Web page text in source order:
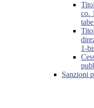
co.
1-
Sanzioni